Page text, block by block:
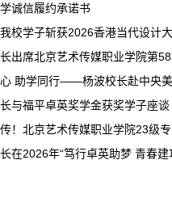
报考告知书
诚信履约承诺书
校学子斩获2026香港当代设计
重磅奖项
出席北京艺术传媒职业学院第
家、家长进校听课活动座谈会
助学同行——杨波校长赴中央
益办学交流
与福平卓英奖学金获奖学子座谈
！北京艺术传媒职业学院23级
31名学子圆梦本科
在2026年“笃行卓英助梦 青春建